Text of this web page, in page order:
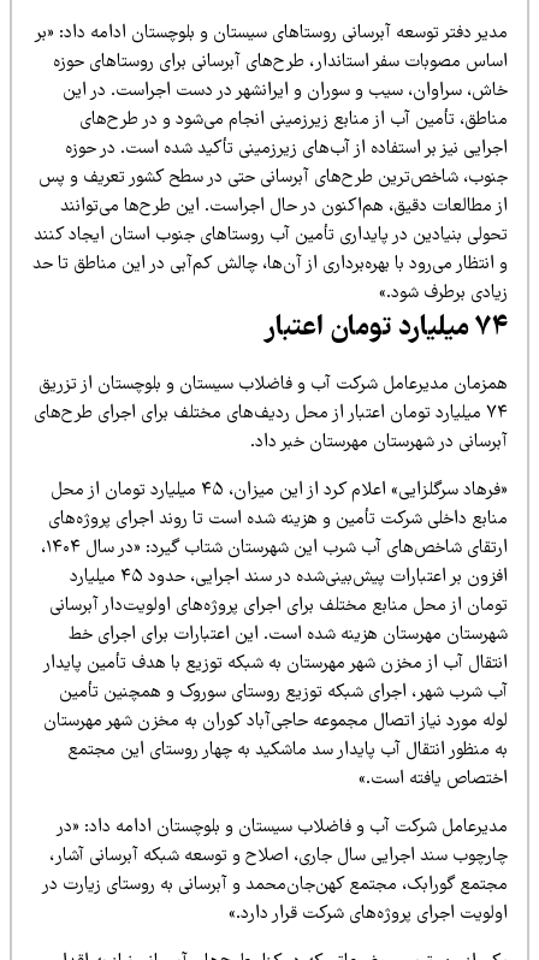
دفتر توسعه آبرسانی روستاهای سیستان و بلوچستان ادامه داد: «بر
مصوبات سفر استاندار، طرح‌های آبرسانی برای روستاهای حوزه
سراوان، سیب و سوران و ایرانشهر در دست اجراست. در این
تأمین آب از منابع زیرزمینی انجام می‌شود و در طرح‌های
نیز بر استفاده از آب‌های زیرزمینی تأکید شده است. در حوزه
شاخص‌ترین طرح‌های آبرسانی حتی در سطح کشور تعریف و پس
مطالعات دقیق، هم‌اکنون در حال اجراست. این طرح‌ها می‌توانند
بنیادین در پایداری تأمین آب روستاهای جنوب استان ایجاد کنند
انتظار می‌رود با بهره‌برداری از آن‌ها، چالش کم‌آبی در این مناطق تا حد
برطرف شود.»
مدیرعامل شرکت آب و فاضلاب سیستان و بلوچستان از تزریق
۷۴ میلیارد تومان اعتبار از محل ردیف‌های مختلف برای اجرای طرح‌های
در شهرستان مهرستان خبر داد.
«فرهاد سرگلزایی» اعلام کرد از این میزان، ۴۵ میلیارد تومان از محل
داخلی شرکت تأمین و هزینه شده است تا روند اجرای پروژه‌های
ارتقای شاخص‌های آب شرب این شهرستان شتاب گیرد: «در سال ۱۴۰۴،
افزون بر اعتبارات پیش‌بینی‌شده در سند اجرایی، حدود ۴۵ میلیارد
از محل منابع مختلف برای اجرای پروژه‌های اولویت‌دار آبرسانی
مهرستان هزینه شده است. این اعتبارات برای اجرای خط
آب از مخزن شهر مهرستان به شبکه توزیع با هدف تأمین پایدار
شرب شهر، اجرای شبکه توزیع روستای سوروک و همچنین تأمین
مورد نیاز اتصال مجموعه حاجی‌آباد کوران به مخزن شهر مهرستان
منظور انتقال آب پایدار سد ماشکید به چهار روستای این مجتمع
یافته است.»
شرکت آب و فاضلاب سیستان و بلوچستان ادامه داد: «در
سند اجرایی سال جاری، اصلاح و توسعه شبکه آبرسانی آشار،
گورابک، مجتمع کهن‌جان‌محمد و آبرسانی به روستای زیارت در
اجرای پروژه‌های شرکت قرار دارد.»